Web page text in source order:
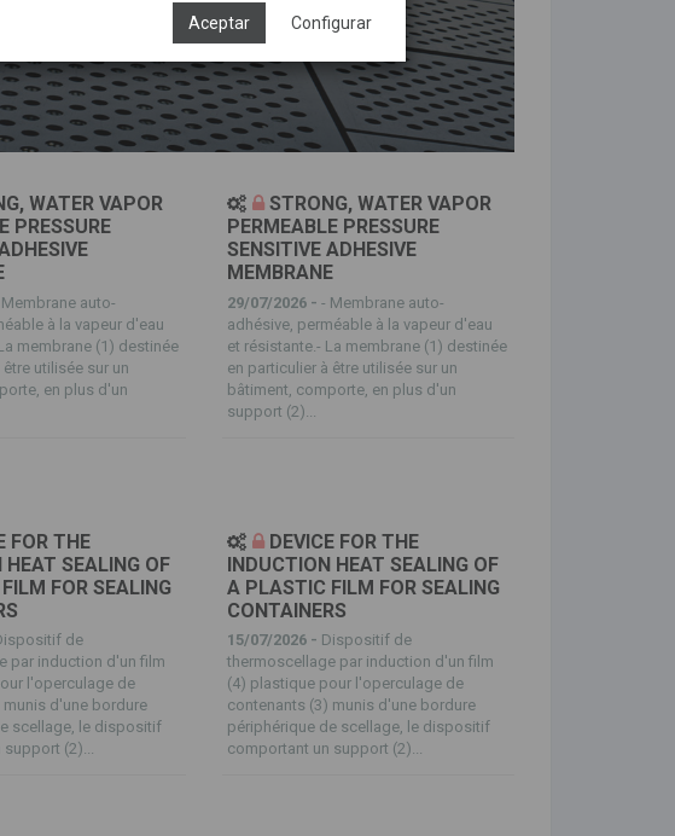
Aceptar Configurar
WATER VAPOR
PRESSURE
auto-
à la vapeur d'eau
membrane (1) destinée
utilisée sur un
en plus d'un
STRONG, WATER VAPOR
PERMEABLE PRESSURE
SENSITIVE ADHESIVE
MEMBRANE
29/07/2026 -- Membrane auto-
adhésive, perméable à la vapeur d'eau
et résistante.- La membrane (1) destinée
en particulier à être utilisée sur un
bâtiment, comporte, en plus d'un
support (2)...
FOR THE
HEAT SEALING OF
FOR SEALING
de
par induction d'un film
l'operculage de
d'une bordure
scellage, le dispositif
(2)...
DEVICE FOR THE
INDUCTION HEAT SEALING OF
A PLASTIC FILM FOR SEALING
CONTAINERS
15/07/2026 - Dispositif de
thermoscellage par induction d'un film
(4) plastique pour l'operculage de
contenants (3) munis d'une bordure
périphérique de scellage, le dispositif
comportant un support (2)...